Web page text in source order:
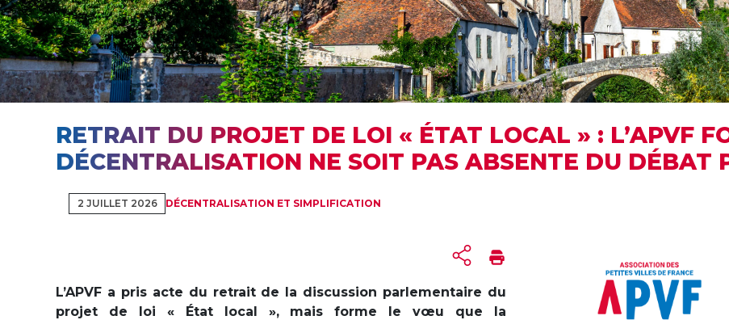
RETRAIT DU PROJET DE LOI « ÉTAT LOCAL » : L’APVF
DÉCENTRALISATION NE SOIT PAS ABSENTE DU DÉBAT
2 JUILLET 2026 DÉCENTRALISATION ET SIMPLIFICATION
L’APVF a pris acte du retrait de la discussion parlementaire du
projet de loi « État local », mais forme le vœu que la